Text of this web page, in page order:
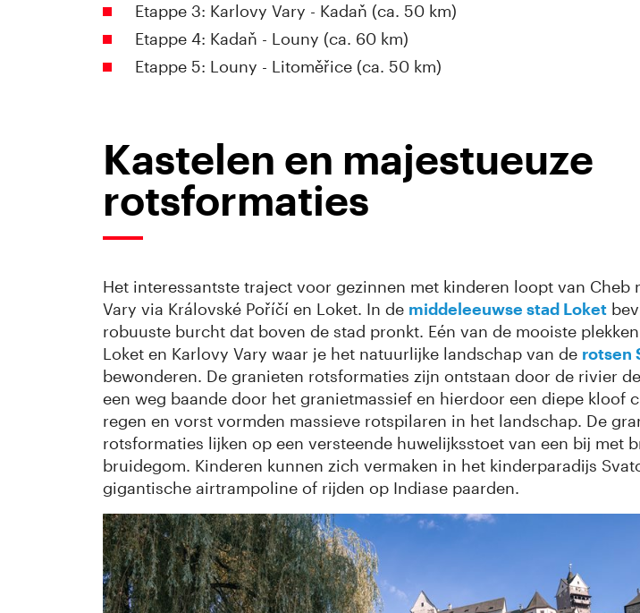
Etappe 3: Karlovy Vary - Kadaň (ca. 50 km)
Etappe 4: Kadaň - Louny (ca. 60 km)
Etappe 5: Louny - Litoměřice (ca. 50 km)
​Kastelen en majestueuze
rotsformaties
Het interessantste traject voor gezinnen met kinderen loopt van Cheb
Vary via Královské Poříčí en Loket. In de middeleeuwse stad Loket
robuuste burcht dat boven de stad pronkt. Eén van de mooiste
Loket en Karlovy Vary waar je het natuurlijke landschap van de rotsen
bewonderen. De granieten rotsformaties zijn ontstaan door de rivier
een weg baande door het granietmassief en hierdoor een diepe kloof
regen en vorst vormden massieve rotspilaren in het landschap. De
rotsformaties lijken op een versteende huwelijksstoet van een bij met
bruidegom. Kinderen kunnen zich vermaken in het kinderparadijs
gigantische airtrampoline of rijden op Indiase paarden.